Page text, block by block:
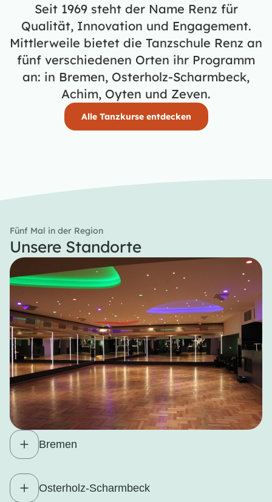
Seit 1969 steht der Name Renz für
Qualität, Innovation und Engagement.
Mittlerweile bietet die Tanzschule Renz an
fünf verschiedenen Orten ihr Programm
an: in Bremen, Osterholz-Scharmbeck,
Achim, Oyten und Zeven.
Alle Tanzkurse entdecken
Fünf Mal in der Region
Unsere Standorte
Bremen
Osterholz-Scharmbeck